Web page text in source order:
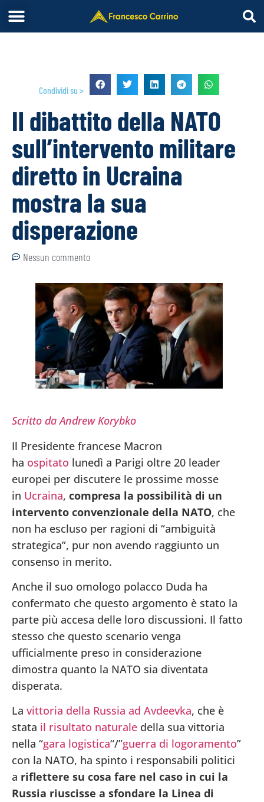
Condividi su >
Il dibattito della NATO
sull’intervento militare
diretto in Ucraina
mostra la sua
disperazione
Nessun commento
Scritto da Andrew Korybko
Il Presidente francese Macron
ha ospitato lunedì a Parigi oltre 20 leader
europei per discutere le prossime mosse
in Ucraina, compresa la possibilità di un
intervento convenzionale della NATO, che
non ha escluso per ragioni di “ambiguità
strategica”, pur non avendo raggiunto un
consenso in merito.
Anche il suo omologo polacco Duda ha
confermato che questo argomento è stato la
parte più accesa delle loro discussioni. Il fatto
stesso che questo scenario venga
ufficialmente preso in considerazione
dimostra quanto la NATO sia diventata
disperata.
La vittoria della Russia ad Avdeevka, che è
stata il risultato naturale della sua vittoria
nella “gara logistica“/”guerra di logoramento”
con la NATO, ha spinto i responsabili politici
a riflettere su cosa fare nel caso in cui la
Russia riuscisse a sfondare la Linea di